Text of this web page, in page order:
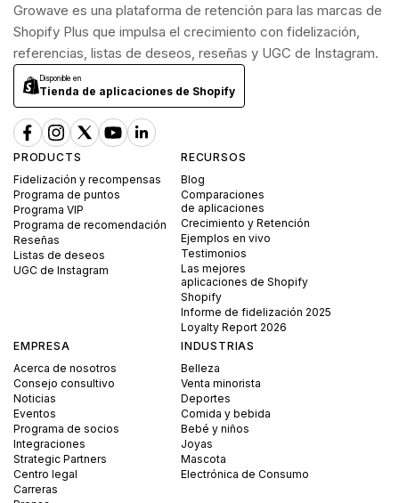
Growave es una plataforma de retención para las marcas de
Shopify Plus que impulsa el crecimiento con fidelización,
referencias, listas de deseos, reseñas y UGC de Instagram.
Disponible en
Tienda de aplicaciones de Shopify
PRODUCTS
Fidelización y recompensas
Programa de puntos
Programa VIP
Programa de recomendación
Reseñas
Listas de deseos
UGC de Instagram
RECURSOS
Blog
Comparaciones
de aplicaciones
Crecimiento y Retención
Ejemplos en vivo
Testimonios
Las mejores
aplicaciones de Shopify
Shopify
Informe de fidelización 2025
Loyalty Report 2026
EMPRESA
Acerca de nosotros
Consejo consultivo
Noticias
Eventos
Programa de socios
Integraciones
Strategic Partners
Centro legal
Carreras
INDUSTRIAS
Belleza
Venta minorista
Deportes
Comida y bebida
Bebé y niños
Joyas
Mascota
Electrónica de Consumo